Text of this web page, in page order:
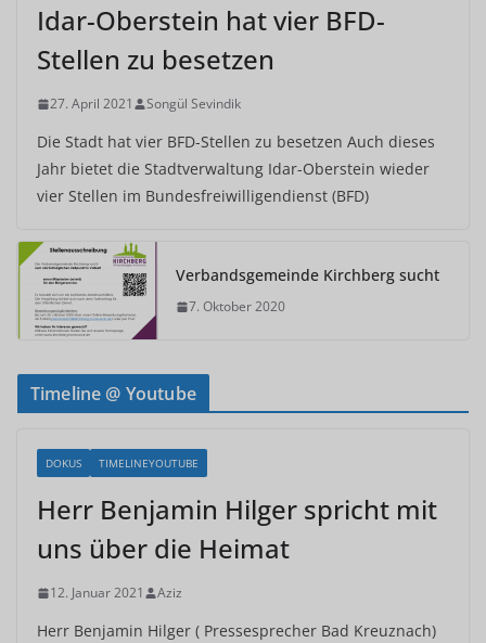
Idar-Oberstein hat vier BFD-
Stellen zu besetzen
27. April 2021 Songül Sevindik
Die Stadt hat vier BFD-Stellen zu besetzen Auch dieses
Jahr bietet die Stadtverwaltung Idar-Oberstein wieder
vier Stellen im Bundesfreiwilligendienst (BFD)
Verbandsgemeinde Kirchberg sucht
7. Oktober 2020
Timeline @ Youtube
DOKUS TIMELINEYOUTUBE
Herr Benjamin Hilger spricht mit
uns über die Heimat
12. Januar 2021 Aziz
Herr Benjamin Hilger ( Pressesprecher Bad Kreuznach)